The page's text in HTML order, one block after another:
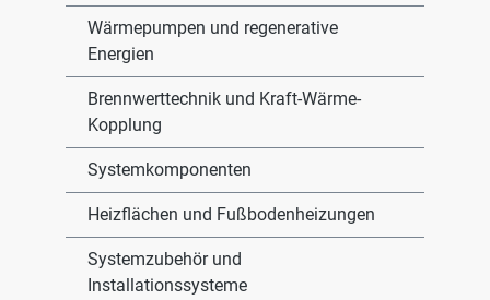
Wärmepumpen und regenerative
Energien
Brennwerttechnik und Kraft-Wärme-
Kopplung
Systemkomponenten
Heizflächen und Fußbodenheizungen
Systemzubehör und
Installationssysteme